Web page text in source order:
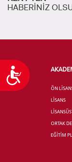
Ulaşılabilirlik
HABERİNİZ
ÖN
LİSANS
ORTAK
EĞİTİM